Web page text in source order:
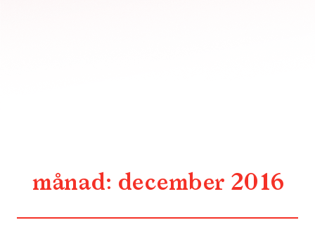
månad: december 2016